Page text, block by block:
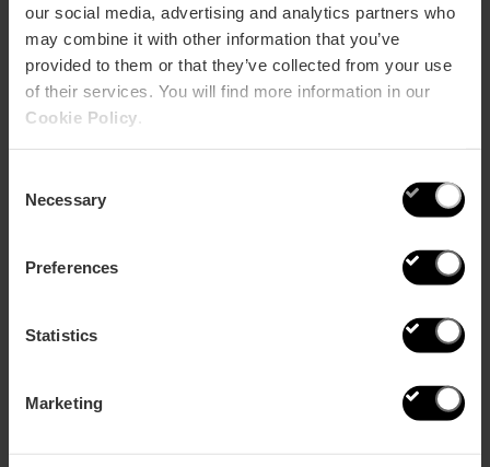
our social media, advertising and analytics partners who
may combine it with other information that you’ve
provided to them or that they’ve collected from your use
of their services. You will find more information in our
Cookie Policy
Selection
Necessary
Preferences
Statistics
Marketing
10 choses que vous ne savez pas sur le
Marché Central